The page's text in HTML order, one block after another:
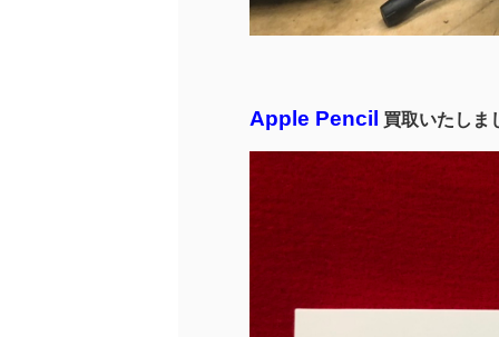
Apple Pencil 買取いたしま